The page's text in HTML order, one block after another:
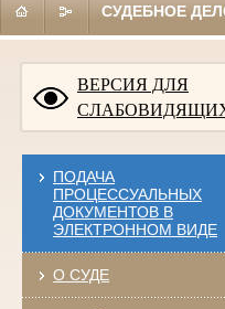
СУДЕБНОЕ
ВЕРСИЯ ДЛЯ
ПОДАЧА
ПРОЦЕССУАЛЬНЫХ
ДОКУМЕНТОВ В
ЭЛЕКТРОННОМ ВИДЕ
О СУДЕ